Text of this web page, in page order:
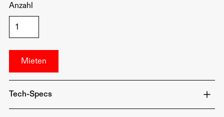
Anzahl
Tech-Specs